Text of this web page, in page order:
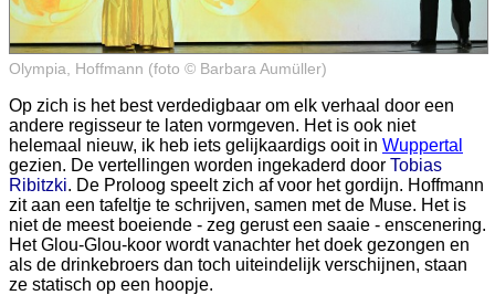
Olympia, Hoffmann (foto © Barbara Aumüller)
Op zich is het best verdedigbaar om elk verhaal door een
andere regisseur te laten vormgeven. Het is ook niet
helemaal nieuw, ik heb iets gelijkaardigs ooit in Wuppertal
gezien. De vertellingen worden ingekaderd door Tobias
Ribitzki. De Proloog speelt zich af voor het gordijn. Hoffmann
zit aan een tafeltje te schrijven, samen met de Muse. Het is
niet de meest boeiende - zeg gerust een saaie - enscenering.
Het Glou-Glou-koor wordt vanachter het doek gezongen en
als de drinkebroers dan toch uiteindelijk verschijnen, staan
ze statisch op een hoopje.